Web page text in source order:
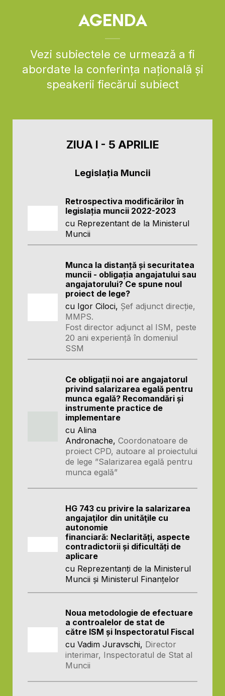
AGENDA
Vezi subiectele ce urmează a fi
abordate la conferința națională și
speakerii fiecărui subiect
ZIUA I - 5 APRILIE
Legislația Muncii
Retrospectiva modificărilor în
legislația muncii 2022-2023
cu Reprezentant de la Ministerul
Muncii
Munca la distanță și securitatea
muncii - obligația angajatului sau
angajatorului? Ce spune noul
proiect de lege?
cu Igor Ciloci, Șef adjunct direcție,
MMPS.
Fost director adjunct al ISM, peste
20 ani experiență în domeniul
SSM
Ce obligații noi are angajatorul
privind salarizarea egală pentru
munca egală? Recomandări și
instrumente practice de
implementare
cu Alina
Andronache, Coordonatoare de
proiect CPD, autoare al proiectului
de lege ”Salarizarea egală pentru
munca egală”
HG 743 cu privire la salarizarea
angajaţilor din unităţile cu
autonomie
financiară: Neclarități, aspecte
contradictorii și dificultăți de
aplicare
cu Reprezentanți de la Ministerul
Muncii și Ministerul Finanțelor
Noua metodologie de efectuare
a controalelor de stat de
către ISM și Inspectoratul Fiscal
cu Vadim Juravschi, Director
interimar, Inspectoratul de Stat al
Muncii